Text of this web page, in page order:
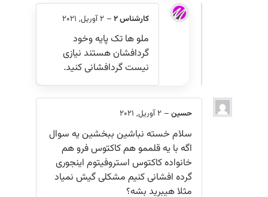
کارشناس 2
ملو ها تک پایه وخود
گردافشان هستند نیازی
نیست گردافشانی کنید.
حسین–2 آوریل, 2021
سلام خسته نباشین ببخشین یه سوال
اگه با یه قلممو هم کاکتوس فرو هم
خانواده کاکتوس استروفیتوم اینجوری
گرده افشانی کنیم مشکلی گیش نمیاد
مثلا هیبرید بشه؟